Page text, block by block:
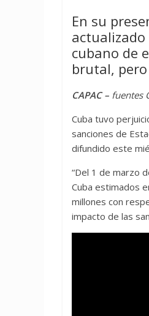
En su
cubano de
brutal,
CAPAC – fuentes
Cuba tuvo
sanciones de
difundido este
“Del 1 de marzo
Cuba estimados
millones con
impacto de las